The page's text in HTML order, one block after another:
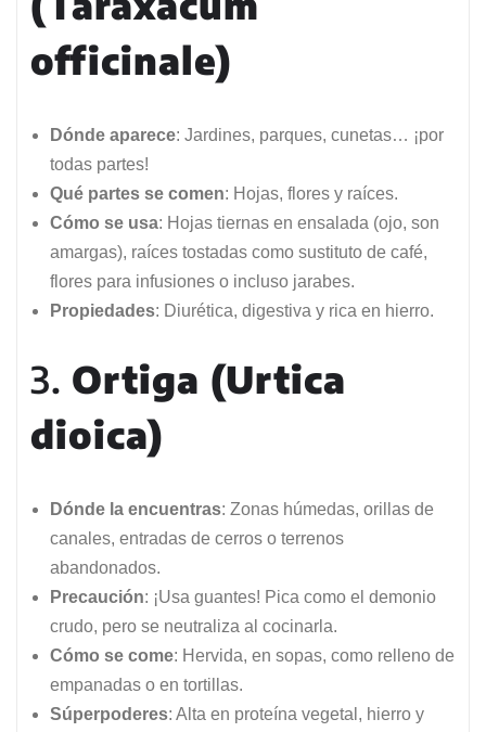
officinale)
Dónde aparece: Jardines, parques, cunetas… ¡por
todas partes!
Qué partes se comen: Hojas, flores y raíces.
Cómo se usa: Hojas tiernas en ensalada (ojo, son
amargas), raíces tostadas como sustituto de café,
flores para infusiones o incluso jarabes.
Propiedades: Diurética, digestiva y rica en hierro.
3. Ortiga (Urtica
dioica)
Dónde la encuentras: Zonas húmedas, orillas de
canales, entradas de cerros o terrenos
abandonados.
Precaución: ¡Usa guantes! Pica como el demonio
crudo, pero se neutraliza al cocinarla.
Cómo se come: Hervida, en sopas, como relleno de
empanadas o en tortillas.
Súperpoderes: Alta en proteína vegetal, hierro y